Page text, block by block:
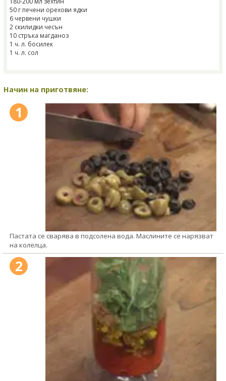
50 г печени орехови ядки
6 червени чушки
2 скилидки чесън
10 стръка магданоз
1 ч. л. босилек
1 ч. л. сол
Начин на приготвяне:
1
Пастата се сварява в подсолена вода. Маслините се нарязват
на колелца.
2